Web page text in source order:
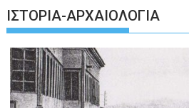
ΙΣΤΟΡΊΑ-ΑΡΧΑΙΟΛΟΓΊΑ